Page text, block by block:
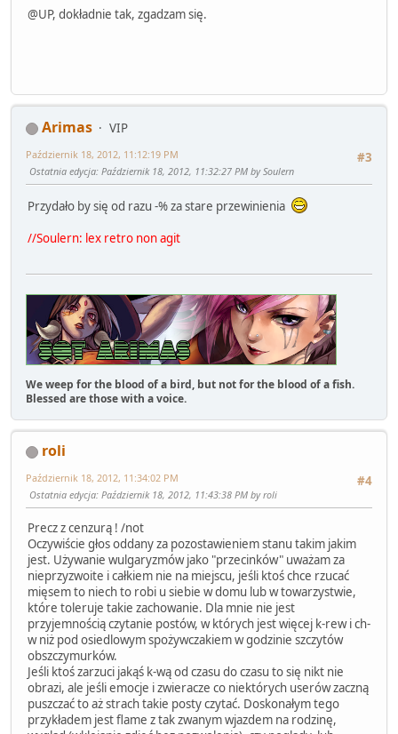
@UP, dokładnie tak, zgadzam się.
Arimas
VIP
#3
Październik 18, 2012, 11:12:19 PM
Ostatnia edycja: Październik 18, 2012, 11:32:27 PM by Soulern
Przydało by się od razu -% za stare przewinienia
//Soulern: lex retro non agit
We weep for the blood of a bird, but not for the blood of a fish.
Blessed are those with a voice.
roli
#4
Październik 18, 2012, 11:34:02 PM
Ostatnia edycja: Październik 18, 2012, 11:43:38 PM by roli
Precz z cenzurą ! /not
Oczywiście głos oddany za pozostawieniem stanu takim jakim
jest. Używanie wulgaryzmów jako "przecinków" uważam za
nieprzyzwoite i całkiem nie na miejscu, jeśli ktoś chce rzucać
mięsem to niech to robi u siebie w domu lub w towarzystwie,
które toleruje takie zachowanie. Dla mnie nie jest
przyjemnością czytanie postów, w których jest więcej k-rew i ch-
w niż pod osiedlowym spożywczakiem w godzinie szczytów
obszczymurków.
Jeśli ktoś zarzuci jakąś k-wą od czasu do czasu to się nikt nie
obrazi, ale jeśli emocje i zwieracze co niektórych userów zaczną
puszczać to aż strach takie posty czytać. Doskonałym tego
przykładem jest flame z tak zwanym wjazdem na rodzinę,